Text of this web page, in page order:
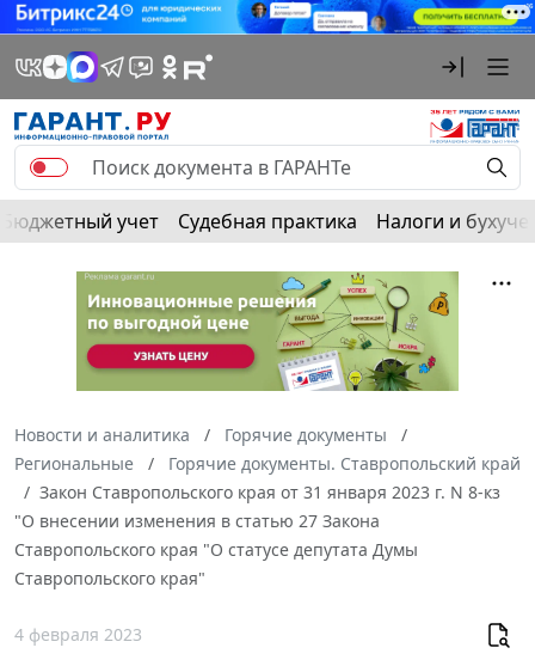
Бюджетный учет Судебная практика Налоги и
Новости и аналитика
Горячие документы
Региональные
Горячие документы. Ставропольский край
Закон Ставропольского края от 31 января 2023 г. N 8-кз
"О внесении изменения в статью 27 Закона
Ставропольского края "О статусе депутата Думы
Ставропольского края"
4 февраля 2023